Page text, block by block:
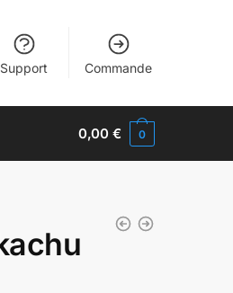
Support Commande
0,00€ 0